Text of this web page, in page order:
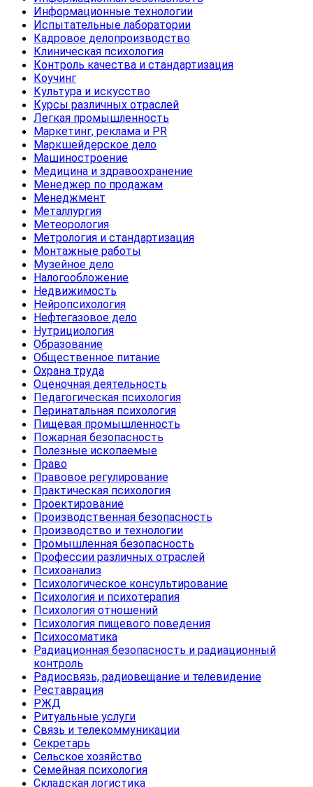
Информационные технологии
Испытательные лаборатории
Кадровое делопроизводство
Клиническая психология
Контроль качества и стандартизация
Коучинг
Культура и искусство
Курсы различных отраслей
Легкая промышленность
Маркетинг, реклама и PR
Маркшейдерское дело
Машиностроение
Медицина и здравоохранение
Менеджер по продажам
Менеджмент
Металлургия
Метеорология
Метрология и стандартизация
Монтажные работы
Музейное дело
Налогообложение
Недвижимость
Нейропсихология
Нефтегазовое дело
Нутрициология
Образование
Общественное питание
Охрана труда
Оценочная деятельность
Педагогическая психология
Перинатальная психология
Пищевая промышленность
Пожарная безопасность
Полезные ископаемые
Право
Правовое регулирование
Практическая психология
Проектирование
Производственная безопасность
Производство и технологии
Промышленная безопасность
Профессии различных отраслей
Психоанализ
Психологическое консультирование
Психология и психотерапия
Психология отношений
Психология пищевого поведения
Психосоматика
Радиационная безопасность и радиационный
контроль
Радиосвязь, радиовещание и телевидение
Реставрация
РЖД
Ритуальные услуги
Связь и телекоммуникации
Секретарь
Сельское хозяйство
Семейная психология
Складская логистика